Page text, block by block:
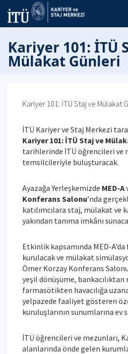
Kariyer 101: İTÜ
Mülakat Günleri
Kariyer 101: İTÜ Staj ve Mülakat
İTÜ Kariyer ve Staj Merkezi
Kariyer 101: İTÜ Staj ve
tarihlerinde İTÜ öğrencileri ve
temsilcileriyle buluşturacak.
Ayazağa Yerleşkemizde MED-A
Konferans Salonu’nda
katılımcılara staj, mülakat ve
yakından tanıma imkânı
Etkinlik kapsamında MED-
kurulacak ve mülakat
Ömer Korzay Konferans
yeşil dönüşüme, bankacılıktan
farmasötikten havacılığa
yelpazede faaliyet gösteren
kuruluşlarının sunumlarına ev
İTÜ öğrencileri ve mezunları,
alanlarında önde gelen